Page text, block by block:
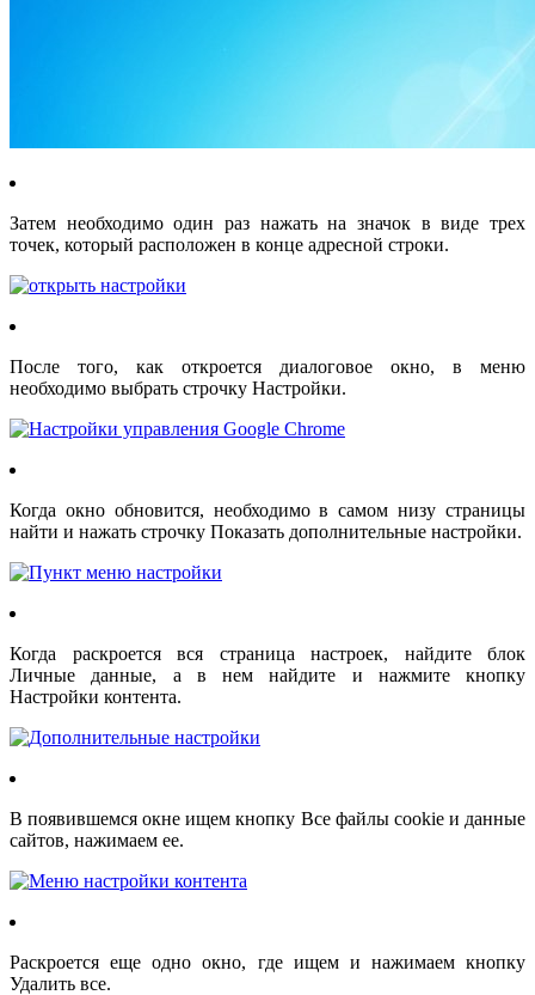
Затем необходимо один раз нажать на значок в виде трех
точек, который расположен в конце адресной строки.
После того, как откроется диалоговое окно, в меню
необходимо выбрать строчку Настройки.
Когда окно обновится, необходимо в самом низу страницы
найти и нажать строчку Показать дополнительные настройки.
Когда раскроется вся страница настроек, найдите блок
Личные данные, а в нем найдите и нажмите кнопку
Настройки контента.
В появившемся окне ищем кнопку Все файлы cookie и данные
сайтов, нажимаем ее.
Раскроется еще одно окно, где ищем и нажимаем кнопку
Удалить все.